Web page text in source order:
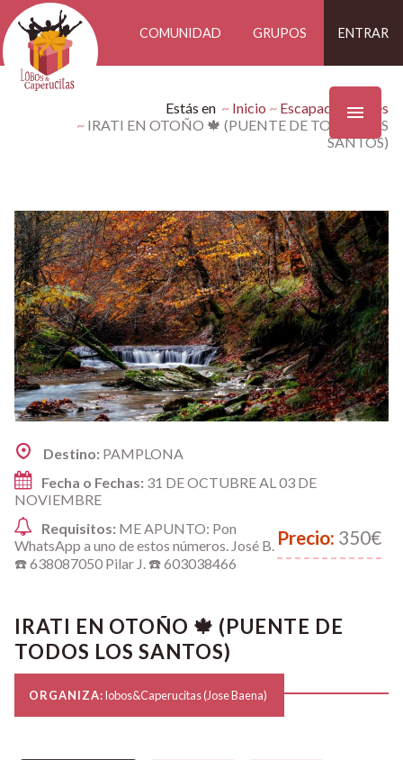
COMUNIDAD GRUPOS ENTRAR
Estás en Inicio
Escapadas Findes
IRATI EN OTOÑO 🍁 (PUENTE DE TODOS LOS
SANTOS)
Destino: PAMPLONA
Fecha o Fechas: 31 DE OCTUBRE AL 03 DE
NOVIEMBRE
Precio: 350€
Requisitos: ME APUNTO: Pon
WhatsApp a uno de estos números. José B.
☎️ 638087050 Pilar J. ☎️ 603038466
IRATI EN OTOÑO 🍁 (PUENTE DE
TODOS LOS SANTOS)
ORGANIZA:lobos&Caperucitas (Jose Baena)